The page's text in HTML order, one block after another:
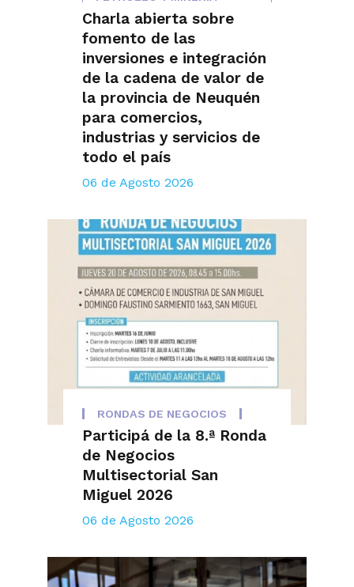
Charla abierta sobre
fomento de las
inversiones e integración
de la cadena de valor de
la provincia de Neuquén
para comercios,
industrias y servicios de
todo el país
06 de Agosto 2026
RONDAS DE NEGOCIOS
Participá de la 8.ª Ronda
de Negocios
Multisectorial San
Miguel 2026
06 de Agosto 2026